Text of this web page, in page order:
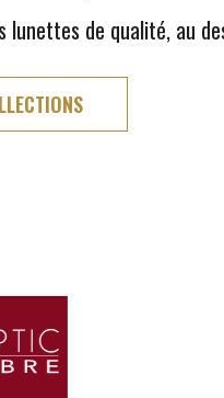
de qualité, au